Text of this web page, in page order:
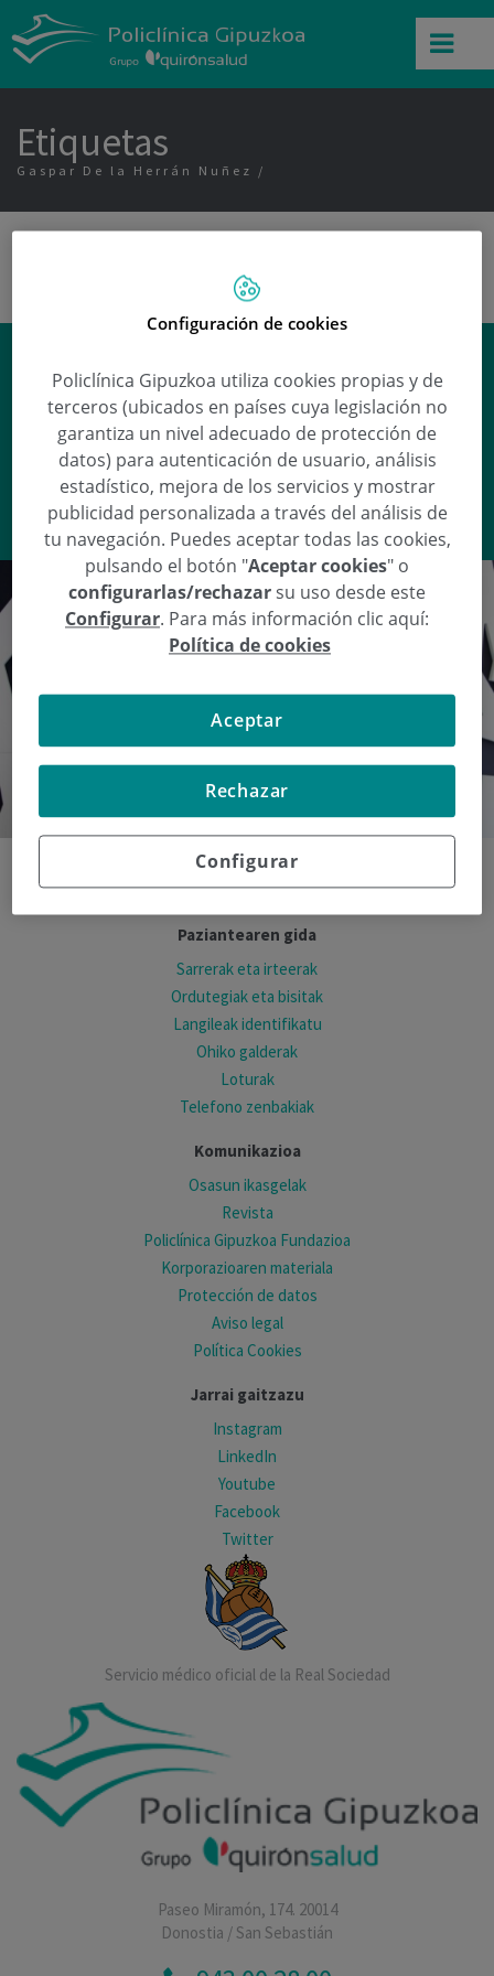
Etiquetas
Gaspar De la Herrán Nuñez
¿Cómo prevenir los orzuelos?
Lourdes Rosalía Ruiz Vera responde a esta
y otras preguntas en nuestra sección de
Preguntas médicas.
VER RESPUESTA
Paziantearen gida
Sarrerak eta irteerak
Ordutegiak eta bisitak
Langileak identifikatu
Ohiko galderak
Loturak
Telefono zenbakiak
Komunikazioa
Osasun ikasgelak
Revista
Policlínica Gipuzkoa Fundazioa
Korporazioaren materiala
Protección de datos
Aviso legal
Política Cookies
Jarrai gaitzazu
Instagram
LinkedIn
Youtube
Facebook
Twitter
Servicio médico oficial de la Real Sociedad
Paseo Miramón, 174. 20014
Donostia / San Sebastián
Configuración de cookies
Policlínica Gipuzkoa utiliza cookies propias y de
terceros (ubicados en países cuya legislación no
garantiza un nivel adecuado de protección de
datos) para autenticación de usuario, análisis
estadístico, mejora de los servicios y mostrar
publicidad personalizada a través del análisis de
tu navegación. Puedes aceptar todas las cookies,
pulsando el botón "Aceptar cookies" o
configurarlas/rechazarsu uso desde este
Configurar. Para más información clic aquí:
Política de cookies
Configurar
Rechazar
Aceptar